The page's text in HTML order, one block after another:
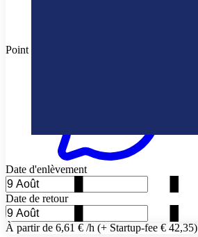
Point de livraison différentes
Date d'enlèvement
Date de retour
À partir de 6,61 € /h (+ Startup-fee € 42,35)